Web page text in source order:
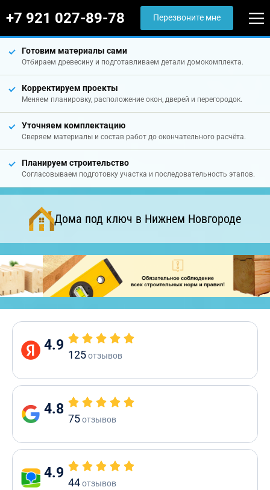
+7 921 027-89-78 Перезвоните мне
Готовим материалы сами
Отбираем древесину и подготавливаем детали домокомплекта.
Корректируем проекты
Меняем планировку, расположение окон, дверей и перегородок.
Уточняем комплектацию
Сверяем материалы и состав работ до окончательного расчёта.
Планируем строительство
Согласовываем подготовку участка и последовательность этапов.
Дома под ключ в Нижнем Новгороде
4.9
125отзывов
4.8
75отзывов
4.9
44отзывов